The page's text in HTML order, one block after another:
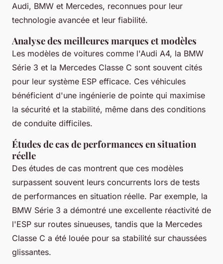
Audi, BMW et Mercedes, reconnues pour leur
technologie avancée et leur fiabilité.
Analyse des meilleures marques et modèles
Les modèles de voitures comme l'Audi A4, la BMW
Série 3 et la Mercedes Classe C sont souvent cités
pour leur système ESP efficace. Ces véhicules
bénéficient d'une ingénierie de pointe qui maximise
la sécurité et la stabilité, même dans des conditions
de conduite difficiles.
Études de cas de performances en situation
réelle
Des études de cas montrent que ces modèles
surpassent souvent leurs concurrents lors de tests
de performances en situation réelle. Par exemple, la
BMW Série 3 a démontré une excellente réactivité de
l'ESP sur routes sinueuses, tandis que la Mercedes
Classe C a été louée pour sa stabilité sur chaussées
glissantes.